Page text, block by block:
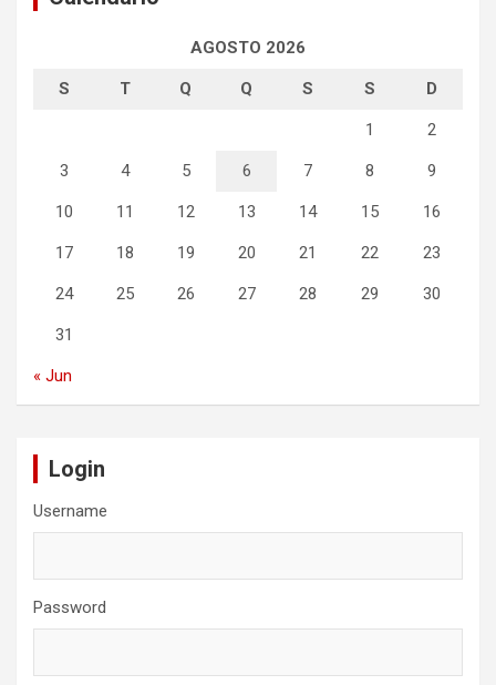
AGOSTO 2026
S T Q Q S S D
1 2
3 4 5 6 7 8 9
10 11 12 13 14 15 16
17 18 19 20 21 22 23
24 25 26 27 28 29 30
31
« Jun
Login
Username
Password